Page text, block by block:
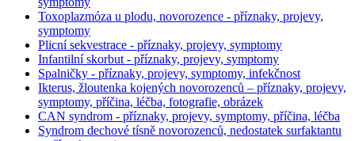
Toxoplazmóza u plodu, novorozence - příznaky, projevy,
symptomy
Plicní sekvestrace - příznaky, projevy, symptomy
Infantilní skorbut - příznaky, projevy, symptomy
Spalničky - příznaky, projevy, symptomy, infekčnost
Ikterus, žloutenka kojených novorozenců – příznaky, projevy,
symptomy, příčina, léčba, fotografie, obrázek
CAN syndrom - příznaky, projevy, symptomy, příčina, léčba
Syndrom dechové tísně novorozenců, nedostatek surfaktantu